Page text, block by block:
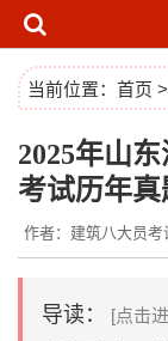
当前位置： 首页 >
2025年山
考试历年真
作者：建筑八大员考
导读：
[点击